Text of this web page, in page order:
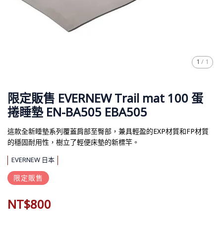
1 / 1
限定販售 EVERNEW Trail mat 100 蛋
捲睡墊 EN-BA505 EBA505
這款全新睡墊系列覆蓋肩部至臀部，兼具輕盈的EXP材質和FP材質
的穩固耐用性，樹立了輕便床墊的新標竿。
EVERNEW 日本
限定販售
NT$800